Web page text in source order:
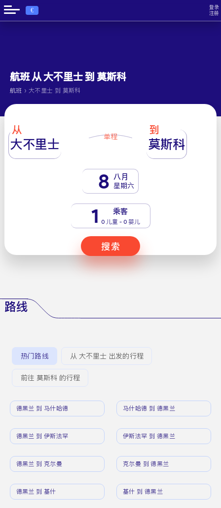
€
登录
注册
航班 从 大不里士 到 莫斯科
航班 › 大不里士 到 莫斯科
从
大不里士 单程
到
莫斯科
8 八月
星期六
1 乘客
0 儿童 - 0 婴儿
搜索
路线
热门路线 从 大不里士 出发的行程
前往 莫斯科 的行程
德黑兰 到 马什哈德 马什哈德 到 德黑兰
德黑兰 到 伊斯法罕 伊斯法罕 到 德黑兰
德黑兰 到 克尔曼 克尔曼 到 德黑兰
德黑兰 到 基什 基什 到 德黑兰